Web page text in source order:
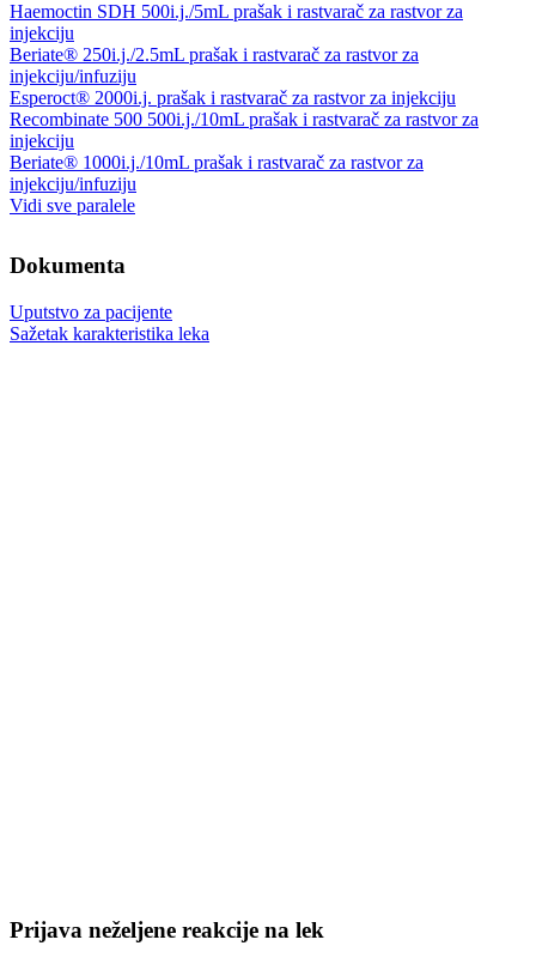
Haemoctin SDH 500i.j./5mL prašak i rastvarač za rastvor za
injekciju
Beriate® 250i.j./2.5mL prašak i rastvarač za rastvor za
injekciju/infuziju
Esperoct® 2000i.j. prašak i rastvarač za rastvor za injekciju
Recombinate 500 500i.j./10mL prašak i rastvarač za rastvor za
injekciju
Beriate® 1000i.j./10mL prašak i rastvarač za rastvor za
injekciju/infuziju
Vidi sve paralele
Dokumenta
Uputstvo za pacijente
Sažetak karakteristika leka
Prijava neželjene reakcije na lek